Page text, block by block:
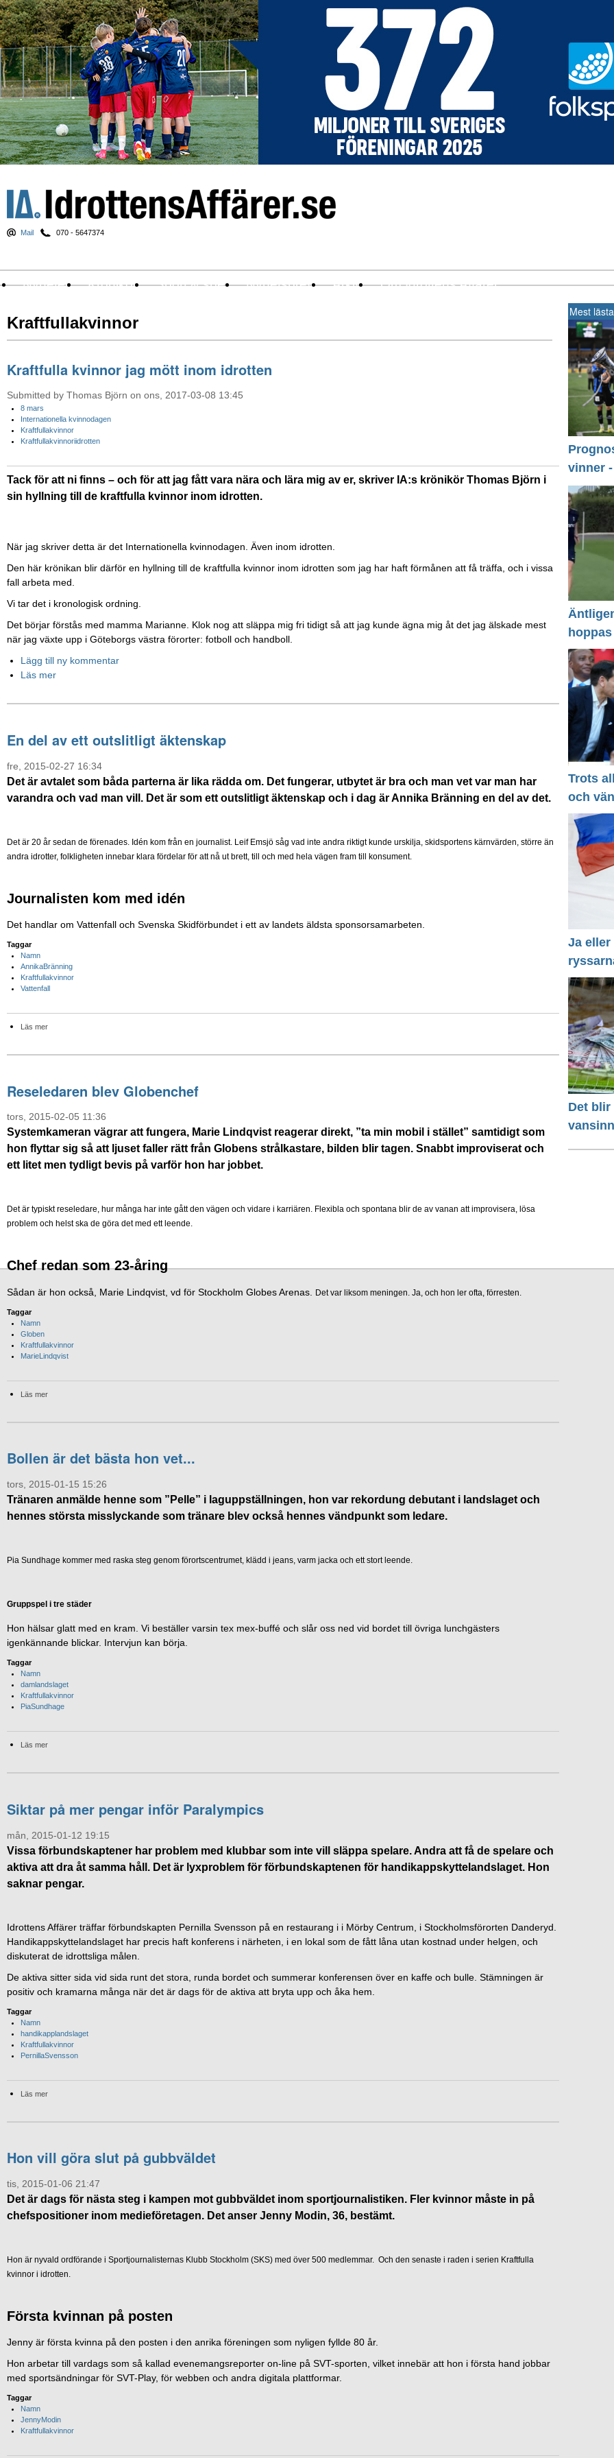
Mail 070 - 5647374
Nyheter Krönikor Sport & spel Nyhetsbrev Arkiv Om Idrottens Affärer
Kraftfullakvinnor
Kraftfulla kvinnor jag mött inom idrotten
Submitted by Thomas Björn on ons, 2017-03-08 13:45
8 mars
Internationella kvinnodagen
Kraftfullakvinnor
Kraftfullakvinnoriidrotten
Tack för att ni finns – och för att jag fått vara nära och lära mig av er, skriver IA:s krönikör Thomas Björn i
sin hyllning till de kraftfulla kvinnor inom idrotten.
När jag skriver detta är det Internationella kvinnodagen. Även inom idrotten.
Den här krönikan blir därför en hyllning till de kraftfulla kvinnor inom idrotten som jag har haft förmånen att få träffa, och i vissa
fall arbeta med.
Vi tar det i kronologisk ordning.
Det börjar förstås med mamma Marianne. Klok nog att släppa mig fri tidigt så att jag kunde ägna mig åt det jag älskade mest
när jag växte upp i Göteborgs västra förorter: fotboll och handboll.
Lägg till ny kommentar
Läs mer
En del av ett outslitligt äktenskap
fre, 2015-02-27 16:34
Det är avtalet som båda parterna är lika rädda om. Det fungerar, utbytet är bra och man vet var man har
varandra och vad man vill. Det är som ett outslitligt äktenskap och i dag är Annika Bränning en del av det.
Det är 20 år sedan de förenades. Idén kom från en journalist. Leif Emsjö såg vad inte andra riktigt kunde urskilja, skidsportens kärnvärden, större än
andra idrotter, folkligheten innebar klara fördelar för att nå ut brett, till och med hela vägen fram till konsument.
Journalisten kom med idén
Det handlar om Vattenfall och Svenska Skidförbundet i ett av landets äldsta sponsorsamarbeten.
Taggar
Namn
AnnikaBränning
Kraftfullakvinnor
Vattenfall
Läs mer
Reseledaren blev Globenchef
tors, 2015-02-05 11:36
Systemkameran vägrar att fungera, Marie Lindqvist reagerar direkt, ”ta min mobil i stället” samtidigt som
hon flyttar sig så att ljuset faller rätt från Globens strålkastare, bilden blir tagen. Snabbt improviserat och
ett litet men tydligt bevis på varför hon har jobbet.
Det är typiskt reseledare, hur många har inte gått den vägen och vidare i karriären. Flexibla och spontana blir de av vanan att improvisera, lösa
problem och helst ska de göra det med ett leende.
Chef redan som 23-åring
Sådan är hon också, Marie Lindqvist, vd för Stockholm Globes Arenas. Det var liksom meningen. Ja, och hon ler ofta, förresten.
Taggar
Namn
Globen
Kraftfullakvinnor
MarieLindqvist
Läs mer
Bollen är det bästa hon vet...
tors, 2015-01-15 15:26
Tränaren anmälde henne som ”Pelle” i laguppställningen, hon var rekordung debutant i landslaget och
hennes största misslyckande som tränare blev också hennes vändpunkt som ledare.
Pia Sundhage kommer med raska steg genom förortscentrumet, klädd i jeans, varm jacka och ett stort leende.
Gruppspel i tre städer
Hon hälsar glatt med en kram. Vi beställer varsin tex mex-buffé och slår oss ned vid bordet till övriga lunchgästers
igenkännande blickar. Intervjun kan börja.
Taggar
Namn
damlandslaget
Kraftfullakvinnor
PiaSundhage
Läs mer
Siktar på mer pengar inför Paralympics
mån, 2015-01-12 19:15
Vissa förbundskaptener har problem med klubbar som inte vill släppa spelare. Andra att få de spelare och
aktiva att dra åt samma håll. Det är lyxproblem för förbundskaptenen för handikappskyttelandslaget. Hon
saknar pengar.
Idrottens Affärer träffar förbundskapten Pernilla Svensson på en restaurang i i Mörby Centrum, i Stockholmsförorten Danderyd.
Handikappskyttelandslaget har precis haft konferens i närheten, i en lokal som de fått låna utan kostnad under helgen, och
diskuterat de idrottsliga målen.
De aktiva sitter sida vid sida runt det stora, runda bordet och summerar konferensen över en kaffe och bulle. Stämningen är
positiv och kramarna många när det är dags för de aktiva att bryta upp och åka hem.
Taggar
Namn
handikapplandslaget
Kraftfullakvinnor
PernillaSvensson
Läs mer
Hon vill göra slut på gubbväldet
tis, 2015-01-06 21:47
Det är dags för nästa steg i kampen mot gubbväldet inom sportjournalistiken. Fler kvinnor måste in på
chefspositioner inom medieföretagen. Det anser Jenny Modin, 36, bestämt.
Hon är nyvald ordförande i Sportjournalisternas Klubb Stockholm (SKS) med över 500 medlemmar. Och den senaste i raden i serien Kraftfulla
kvinnor i idrotten.
Första kvinnan på posten
Jenny är första kvinna på den posten i den anrika föreningen som nyligen fyllde 80 år.
Hon arbetar till vardags som så kallad evenemangsreporter on-line på SVT-sporten, vilket innebär att hon i första hand jobbar
med sportsändningar för SVT-Play, för webben och andra digitala plattformar.
Taggar
Namn
JennyModin
Kraftfullakvinnor
Mest
vinner
Trots
och
Ja
Det blir